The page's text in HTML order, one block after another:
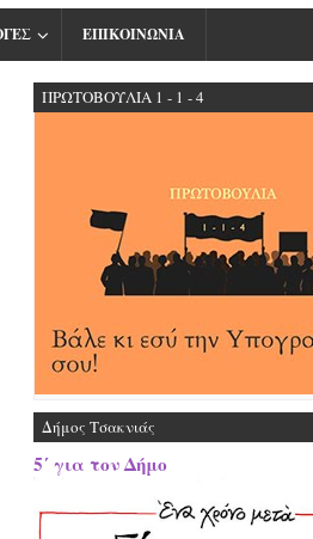
ΕΠΙΚΟΙΝΩΝΙΑ
ΠΡΩΤΟΒΟΥΛΙΑ 1 - 1 - 4
Δήμος Τσακνιάς
5΄ για τον Δήμο